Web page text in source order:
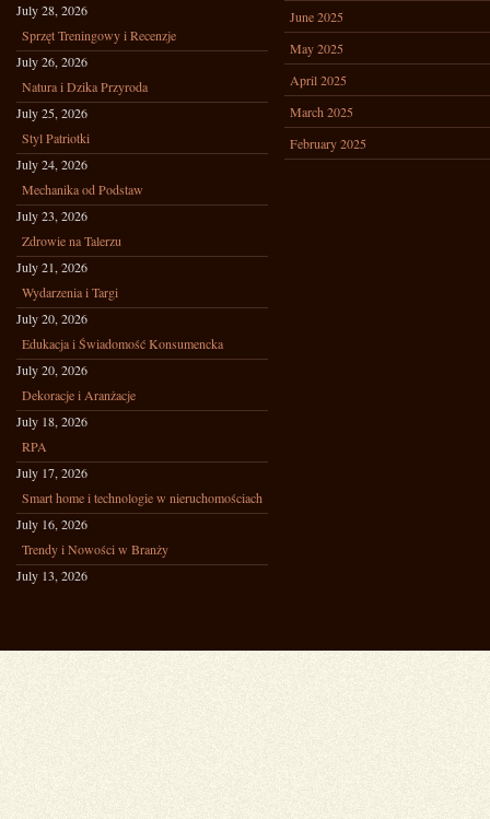
July 28, 2026
Sprzęt Treningowy i Recenzje
July 26, 2026
Natura i Dzika Przyroda
July 25, 2026
Styl Patriotki
July 24, 2026
Mechanika od Podstaw
July 23, 2026
Zdrowie na Talerzu
July 21, 2026
Wydarzenia i Targi
July 20, 2026
Edukacja i Świadomość Konsumencka
July 20, 2026
Dekoracje i Aranżacje
July 18, 2026
RPA
July 17, 2026
Smart home i technologie w nieruchomościach
July 16, 2026
Trendy i Nowości w Branży
July 13, 2026
June 2025
May 2025
April 2025
March 2025
February 2025